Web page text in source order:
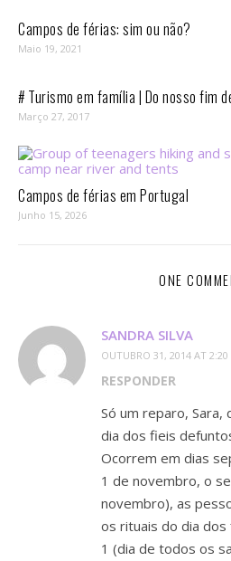
Campos de férias: sim ou não?
Maio 19, 2021
# Turismo em família | Do nosso fim
Março 27, 2017
Campos de férias em Portugal
Junho 15, 2026
ONE
SANDRA SILVA
OUTUBRO 31, 2014 AT 2:20
RESPONDER
Só um reparo,
dia dos fieis
Ocorrem em dias
1 de novembro, o
novembro), as
os rituais do dia
1 (dia de todos os